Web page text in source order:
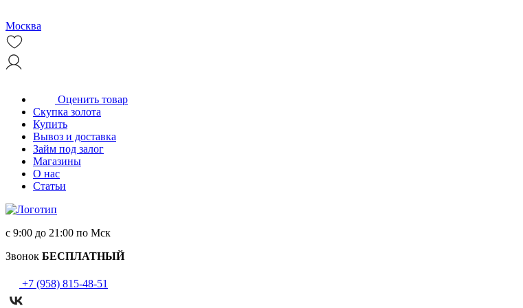
Москва
Оценить товар
Скупка золота
Купить
Вывоз и доставка
Займ под залог
Магазины
О нас
Статьи
с 9:00 до 21:00 по Мск
Звонок БЕСПЛАТНЫЙ
+7 (958) 815-48-51